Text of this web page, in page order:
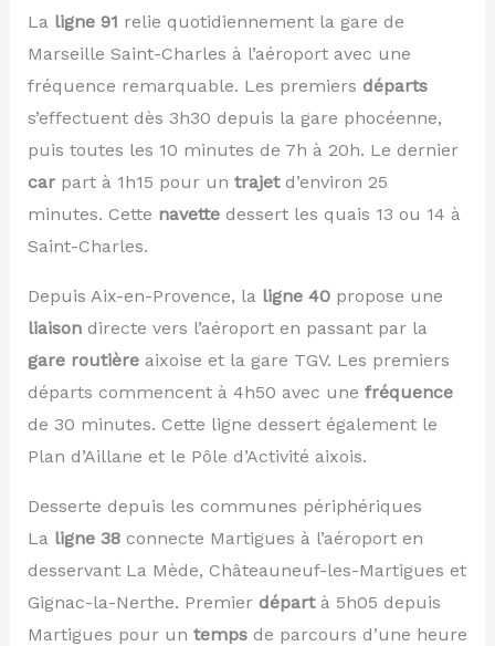
La ligne 91 relie quotidiennement la gare de
Marseille Saint-Charles à l’aéroport avec une
fréquence remarquable. Les premiers départs
s’effectuent dès 3h30 depuis la gare phocéenne,
puis toutes les 10 minutes de 7h à 20h. Le dernier
carpart à 1h15 pour un trajetd’environ 25
minutes. Cette navettedessert les quais 13 ou 14 à
Saint-Charles.
Depuis Aix-en-Provence, la ligne 40propose une
liaisondirecte vers l’aéroport en passant par la
gare routièreaixoise et la gare TGV. Les premiers
départs commencent à 4h50 avec une fréquence
de 30 minutes. Cette ligne dessert également le
Plan d’Aillane et le Pôle d’Activité aixois.
Desserte depuis les communes périphériques
La ligne 38connecte Martigues à l’aéroport en
desservant La Mède, Châteauneuf-les-Martigues et
Gignac-la-Nerthe. Premier départà 5h05 depuis
Martigues pour un tempsde parcours d’une heure